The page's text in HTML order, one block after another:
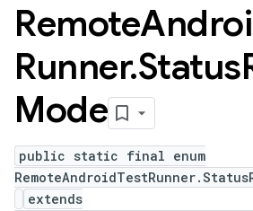
Remote
Runner.Status
Mode
public static final enum
extends